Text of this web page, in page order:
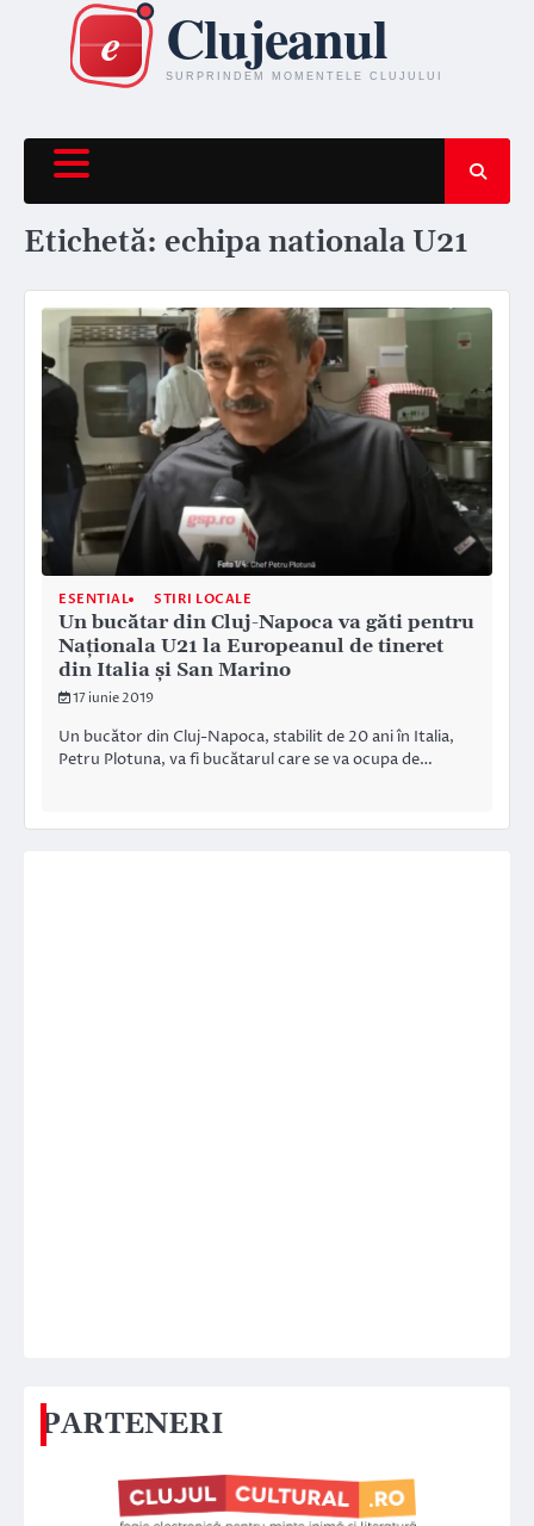
content
Etichetă: echipa nationala U21
ESENTIAL STIRI LOCALE
Un bucătar din Cluj-Napoca va găti pentru
Naționala U21 la Europeanul de tineret
din Italia și San Marino
17 iunie 2019
Un bucător din Cluj-Napoca, stabilit de 20 ani în Italia,
Petru Plotuna, va fi bucătarul care se va ocupa de…
PARTENERI